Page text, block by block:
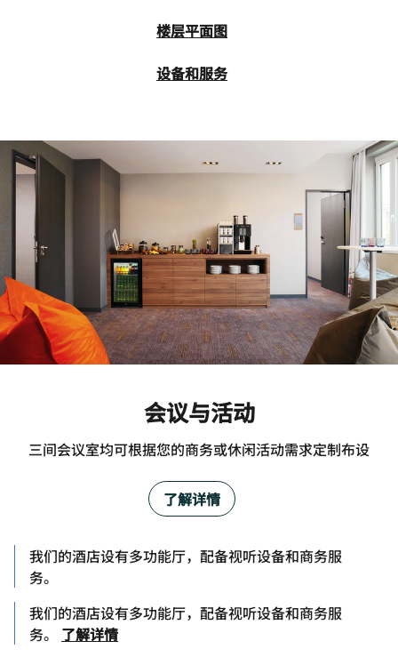
楼层平面图
设备和服务
会议与活动
三间会议室均可根据您的商务或休闲活动需求定制布设
了解详情
我们的酒店设有多功能厅，配备视听设备和商务服
务。
我们的酒店设有多功能厅，配备视听设备和商务服
务。
了解详情